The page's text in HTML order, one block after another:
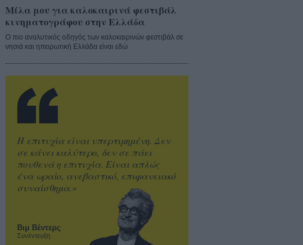
Μίλα μου για καλοκαιρινά φεστιβάλ
κινηματογράφου στην Ελλάδα
Ο πιο αναλυτικός οδηγός των καλοκαιρινών φεστιβάλ σε
νησιά και ηπειρωτική Ελλάδα είναι εδώ
Βιμ Βέντερς
Συνέντευξη
Η επιτυχία είναι υπερτιμημένη. Δεν
σε κάνει καλύτερο, δεν σε πάει
πουθενά η επιτυχία. Είναι απλώς
ένα ωραίο, ανεβαστικό, επιφανειακό
συναίσθημα.»